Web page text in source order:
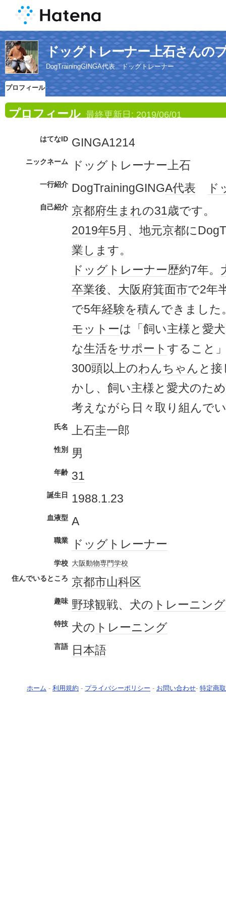
ドッグトレーナー上石さんの
DogTrainingGINGA代表 ドッグトレーナー
プロフィール
プロフィール 最終更新日: 2019/06/01
はてなID GINGA1214
ニックネーム ドッグトレーナー上石
一行紹介 DogTrainingGINGA代表 ド
自己紹介 京都府生 まれの31歳です。
2019年5月 、 地元京都に
業 しま す。
ドッグ トレーナー歴約7年。
卒業後、 大阪府箕面市で2年
で5年経験を積んできました
モットーは「飼い主様と愛
な生活をサポート すること
300頭以上のわんちゃん と
かし、飼い主様と愛犬のた
考えながら日々取り組んでい
氏名 上石圭一郎
性別 男
年齢 31
誕生日 1988.1.23
血液型 A
職業 ドッグ トレーナー
学校 大阪動物専門学校
住んでいるところ 京都市山科区
趣味 野球観戦、犬の トレーニング
特技 犬の トレーニング
言語 日本語
ホーム - 利用規約 - プライバシーポリシー - お問い合わせ- 特定商